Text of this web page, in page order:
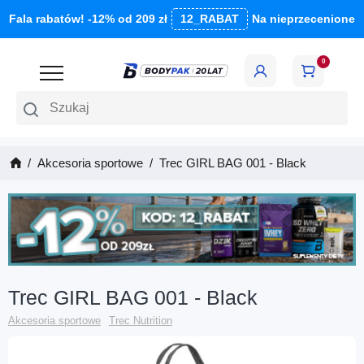
Fala rabatów! -12% od 209 zł 12_RABAT Na nieprzecenione
Szukaj
0
Akcesoria sportowe Trec GIRL BAG 001 - Black
Trec GIRL BAG 001 - Black
Akcesoria sportowe Trec Nutrition